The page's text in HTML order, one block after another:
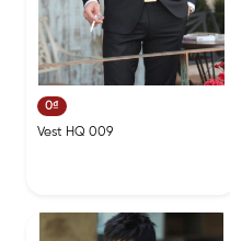
0₫
Vest HQ 009